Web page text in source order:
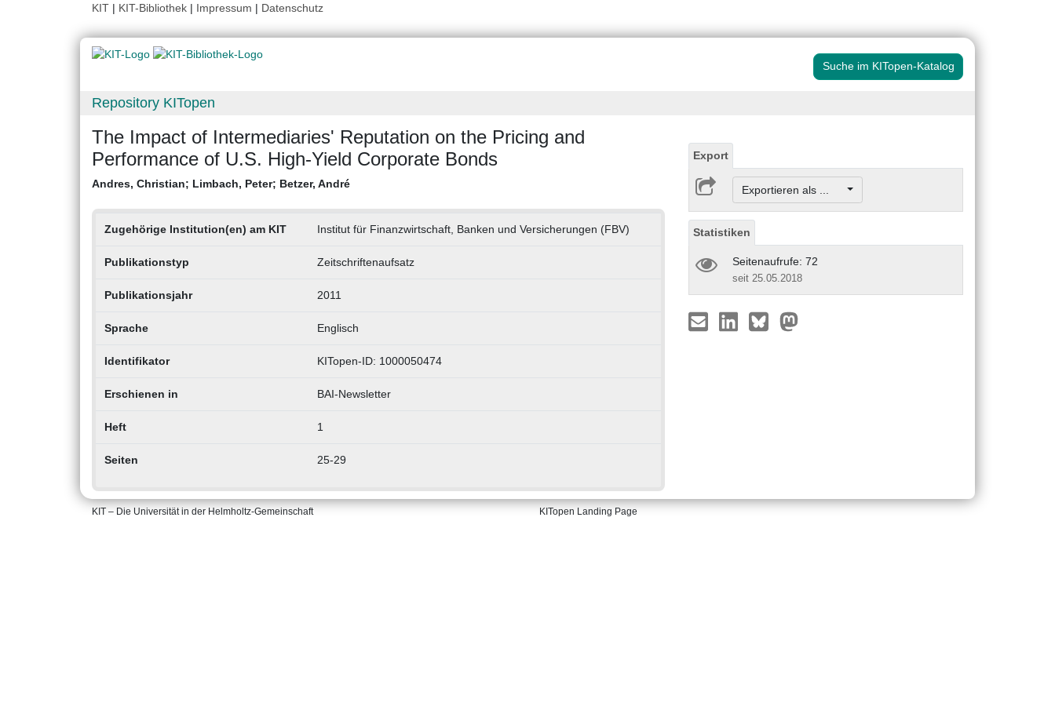
KIT | KIT-Bibliothek | Impressum | Datenschutz
Suche im KITopen-Katalog
Repository KITopen
The Impact of Intermediaries' Reputation on the Pricing and
Performance of U.S. High-Yield Corporate Bonds
Andres, Christian; Limbach, Peter; Betzer, André
Zugehörige Institution(en) am KIT Institut für Finanzwirtschaft, Banken und Versicherungen (FBV)
Publikationstyp Zeitschriftenaufsatz
Publikationsjahr 2011
Sprache Englisch
Identifikator KITopen-ID: 1000050474
Erschienen in BAI-Newsletter
Heft 1
Seiten 25-29
Export
Exportieren als ...
Statistiken
Seitenaufrufe: 72
seit 25.05.2018
KIT – Die Universität in der Helmholtz-Gemeinschaft KITopen Landing Page